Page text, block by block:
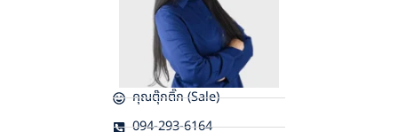
คุณตุ๊กติ๊ก (Sale)
094-293-6164